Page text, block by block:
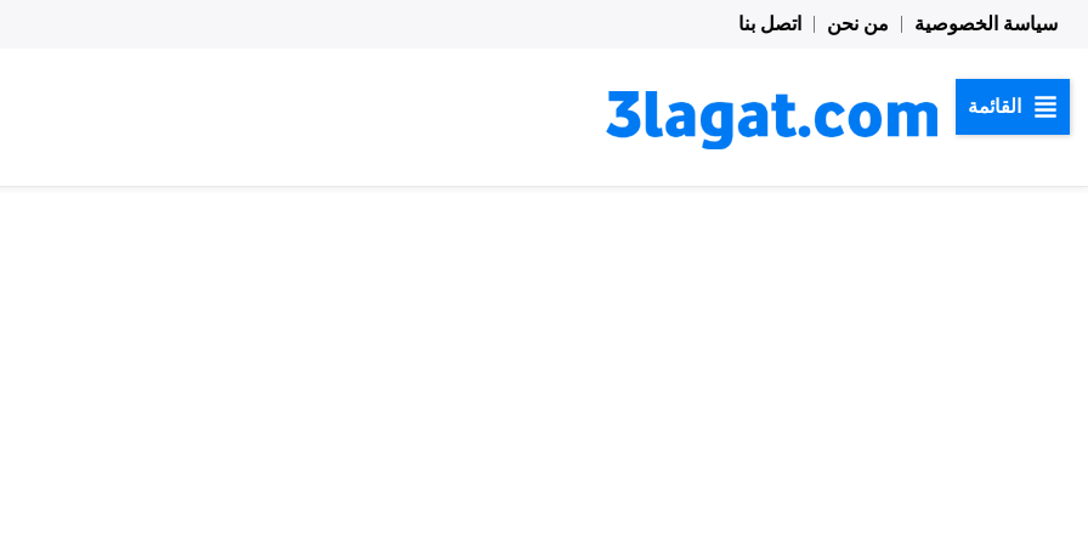
المحتوى
سياسة الخصوصية من نحن اتصل بنا
القائمة